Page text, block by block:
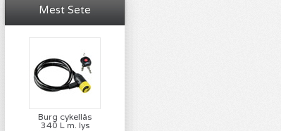
Mest Sete
Burg cykellås
340 L m. lys